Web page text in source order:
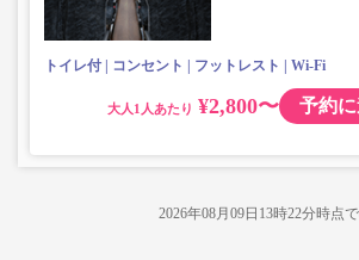
トイレ付 コンセント フットレスト Wi-Fi
大人 ¥2,800〜 予約
2026年08月09日13時22分時点